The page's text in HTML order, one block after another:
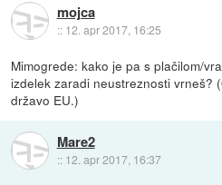
mojca
:: 12. apr 2017, 16:25
Mimogrede: kako je pa s plačilom/
izdelek zaradi neustreznosti vrneš?
državo EU.)
Mare2
:: 12. apr 2017, 16:37